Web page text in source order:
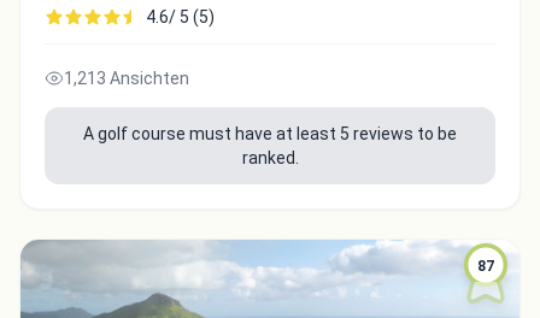
4.6/ 5 (5)
1,213 Ansichten
A golf course must have at least 5 reviews to be
ranked.
87